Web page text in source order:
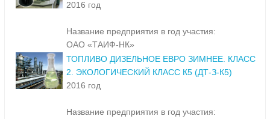
2016 год
Название предприятия в год участия:
ОАО «ТАИФ-НК»
ТОПЛИВО ДИЗЕЛЬНОЕ ЕВРО ЗИМНЕЕ. КЛАСС
2. ЭКОЛОГИЧЕСКИЙ КЛАСС К5 (ДТ-З-К5)
2016 год
Название предприятия в год участия: